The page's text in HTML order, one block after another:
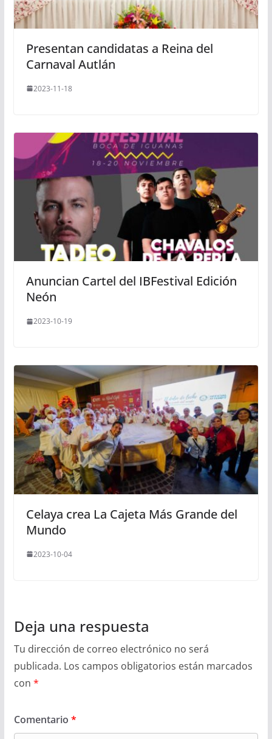
Presentan candidatas a Reina del
Carnaval Autlán
2023-11-18
Anuncian Cartel del IBFestival Edición
Neón
2023-10-19
Celaya crea La Cajeta Más Grande del
Mundo
2023-10-04
Deja una respuesta
Tu dirección de correo electrónico no será
publicada. Los campos obligatorios están marcados
con *
Comentario *